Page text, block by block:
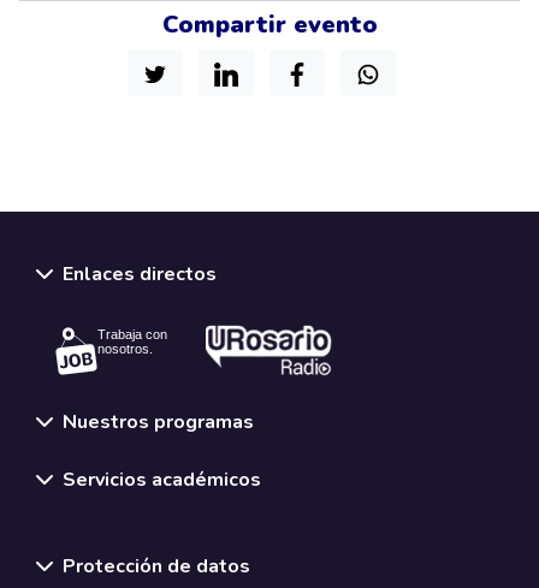
Compartir evento
Enlaces directos
Trabaja con
nosotros.
Nuestros programas
Servicios académicos
Protección de datos